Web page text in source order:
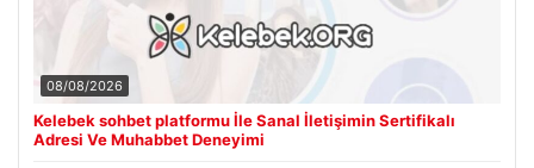
08/08/2026
Kelebek sohbet platformu İle Sanal İletişimin Sertifikalı
Adresi Ve Muhabbet Deneyimi